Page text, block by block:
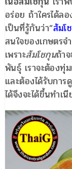
อร่อย ถ้าใครได้ล
เป็นที่รู้กันว่า”ส้มโ
สนใจของเกษตร
เพราะส้มโชกุนถ้า
พันธุ์ เราจะต้องทุ่
และต้องได้รับกา
ได้จึงจะได้ขึ้นทำเ